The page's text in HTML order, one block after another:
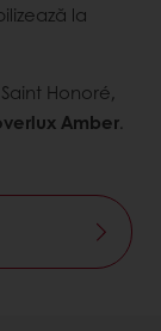
la
Honoré,
Amber.